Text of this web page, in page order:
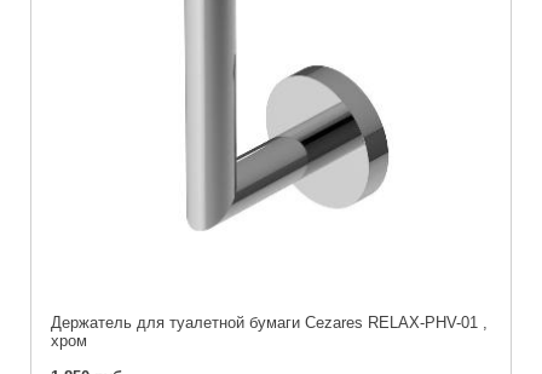
Держатель для туалетной бумаги Cezares RELAX-PHV-01 ,
хром